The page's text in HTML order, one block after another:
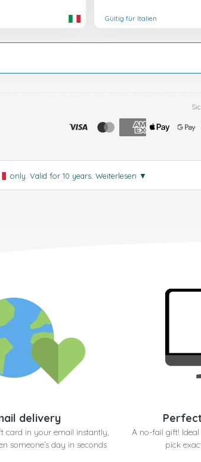
Gültig für Italien
only. Valid for 10 years. Weiterlesen ▼
delivery
card in your email instantly,
someone’s day in seconds
A no-fail gift!
pick